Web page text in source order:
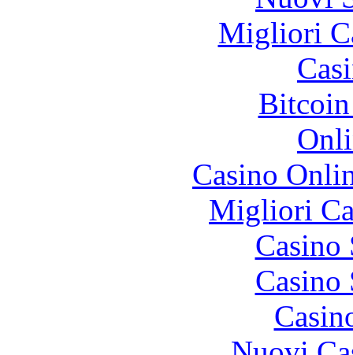
Migliori
Casino
Migliori
Casino
Casino